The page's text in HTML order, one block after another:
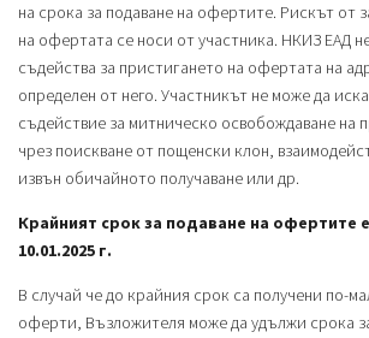
на срока за подаване на офертите. Рискът от
на офертата се носи от участника. НКИЗ ЕАД
съдейства за пристигането на офертата на
определен от него. Участникът не може да
съдействие за митническо освобождаване на
чрез поискване от пощенски клон,
извън обичайното получаване или др.
Крайният срок за подаване на офертите
10.01.2025 г.
В случай че до крайния срок са получени по-
оферти, Възложителя може да удължи срока